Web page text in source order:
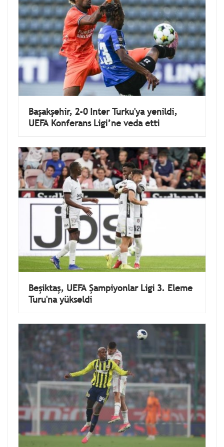
Başakşehir, 2-0 Inter Turku'ya yenildi,
UEFA Konferans Ligi’ne veda etti
Beşiktaş, UEFA Şampiyonlar Ligi 3. Eleme
Turu'na yükseldi